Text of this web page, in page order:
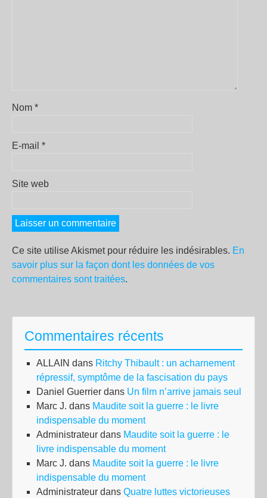
Nom *
E-mail *
Site web
Ce site utilise Akismet pour réduire les indésirables. En
savoir plus sur la façon dont les données de vos
commentaires sont traitées.
Commentaires récents
ALLAIN dans Ritchy Thibault : un acharnement
répressif, symptôme de la fascisation du pays
Daniel Guerrier dans Un film n’arrive jamais seul
Marc J. dans Maudite soit la guerre : le livre
indispensable du moment
Administrateur dans Maudite soit la guerre : le
livre indispensable du moment
Marc J. dans Maudite soit la guerre : le livre
indispensable du moment
Administrateur dans Quatre luttes victorieuses